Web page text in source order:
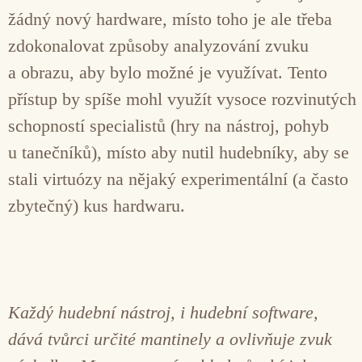
žádný nový hardware, místo toho je ale třeba
zdokonalovat způsoby analyzování zvuku
a obrazu, aby bylo možné je využívat. Tento
přístup by spíše mohl využít vysoce rozvinutých
schopností specialistů (hry na nástroj, pohyb
u tanečníků), místo aby nutil hudebníky, aby se
stali virtuózy na nějaký experimentální (a často
zbytečný) kus hardwaru.
Každý hudební nástroj, i hudební software,
dává tvůrci určité mantinely a ovlivňuje zvuk